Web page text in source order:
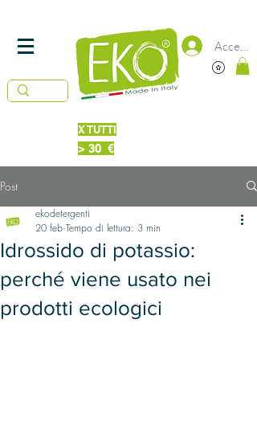
Accedi
> 30 €
X TUTTI
Post
Idrossido di potassio:
perché viene usato nei
prodotti ecologici
ekodetergenti
20 feb Tempo di lettura: 3 min